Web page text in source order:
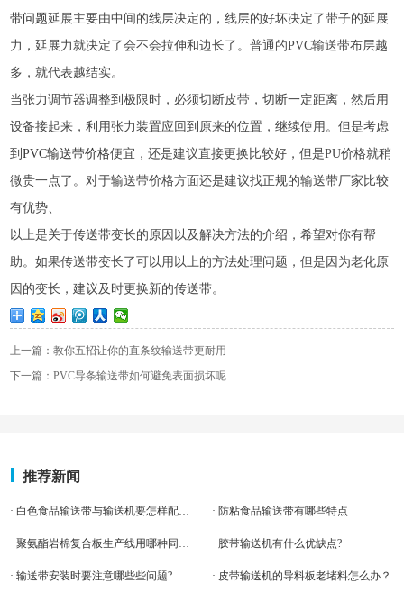
带问题延展主要由中间的线层决定的，线层的好坏决定了带子的延展
力，延展力就决定了会不会拉伸和边长了。普通的PVC输送带布层越
多，就代表越结实。
当张力调节器调整到极限时，必须切断皮带，切断一定距离，然后用
设备接起来，利用张力装置应回到原来的位置，继续使用。但是考虑
到PVC输送带价格便宜，还是建议直接更换比较好，但是PU价格就稍
微贵一点了。对于输送带价格方面还是建议找正规的输送带厂家比较
有优势、
以上是关于传送带变长的原因以及解决方法的介绍，希望对你有帮
助。如果传送带变长了可以用以上的方法处理问题，但是因为老化原
因的变长，建议及时更换新的传送带。
上一篇：教你五招让你的直条纹输送带更耐用
下一篇：PVC导条输送带如何避免表面损坏呢
推荐新闻
· 白色食品输送带与输送机要怎样配合输送效率更高 · 防粘食品输送带有哪些特点
· 聚氨酯岩棉复合板生产线用哪种同步带更合适？ · 胶带输送机有什么优缺点?
· 输送带安装时要注意哪些些问题? · 皮带输送机的导料板老堵料怎么办？